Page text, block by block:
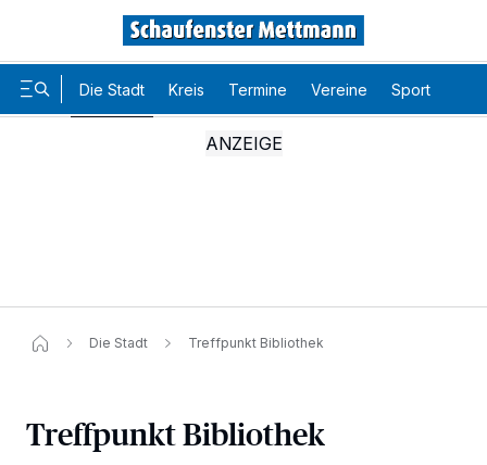
Die Stadt Kreis Termine Vereine Sport
Die Stadt Treffpunkt Bibliothek
Treffpunkt Bibliothek